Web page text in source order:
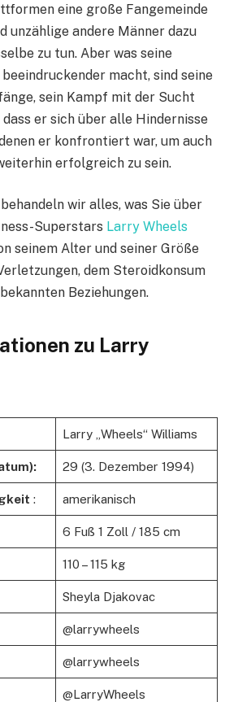
eine große Fangemeinde
unzählige andere Männer dazu
zu tun. Aber was seine
macht, sind seine
sein Kampf mit der Sucht
dass er sich über alle Hindernisse
er konfrontiert war, um auch
erfolgreich zu sein.
wir alles, was Sie über
Superstars Larry Wheels
seinem Alter und seiner Größe
dem Steroidkonsum
Beziehungen.
zu Larry
Larry „Wheels“ Williams
29 (3. Dezember 1994)
: amerikanisch
6 Fuß 1 Zoll / 185 cm
110 – 115 kg
Sheyla Djakovac
@larrywheels
@larrywheels
@LarryWheels